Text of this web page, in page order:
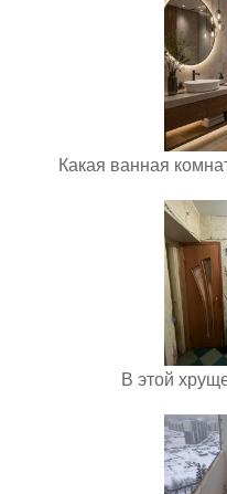
Какая ванная
В этой